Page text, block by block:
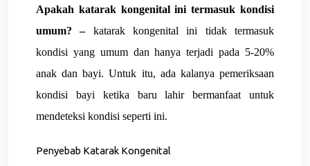
Apakah katarak kongenital ini termasuk kondisi
umum? – katarak kongenital ini tidak termasuk
kondisi yang umum dan hanya terjadi pada 5-20%
anak dan bayi. Untuk itu, ada kalanya pemeriksaan
kondisi bayi ketika baru lahir bermanfaat untuk
mendeteksi kondisi seperti ini.
Penyebab Katarak Kongenital